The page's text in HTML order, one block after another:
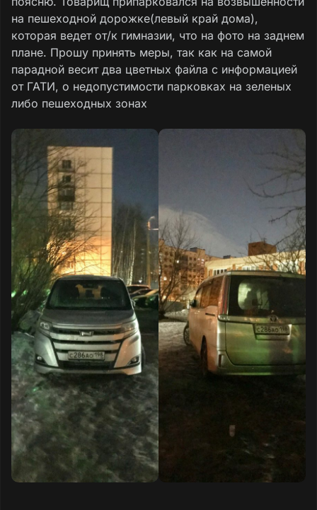
на пешеходной дорожке(левый край дома),
которая ведет от/к гимназии, что на фото на заднем
плане. Прошу принять меры, так как на самой
парадной весит два цветных файла с информацией
от ГАТИ, о недопустимости парковках на зеленых
либо пешеходных зонах